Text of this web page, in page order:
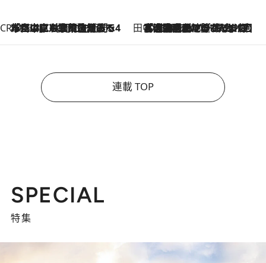
CREA'S CHOICE
2026.8.7
「立川にも歌舞伎があるんだよ」 片岡仁左衛門・市川中車ら豪華座組みで4年目の立川立飛歌舞伎へ 田中稲の勝手に再ブーム
2026.8.7
「湘南乃風に憧れて」観客大盛上がりの“タオル回し”に、ラッパー顔負けの高速歌唱まで…さだまさし（74）のアグレッシブすぎる現在地
連載 TOP
SPECIAL
特集